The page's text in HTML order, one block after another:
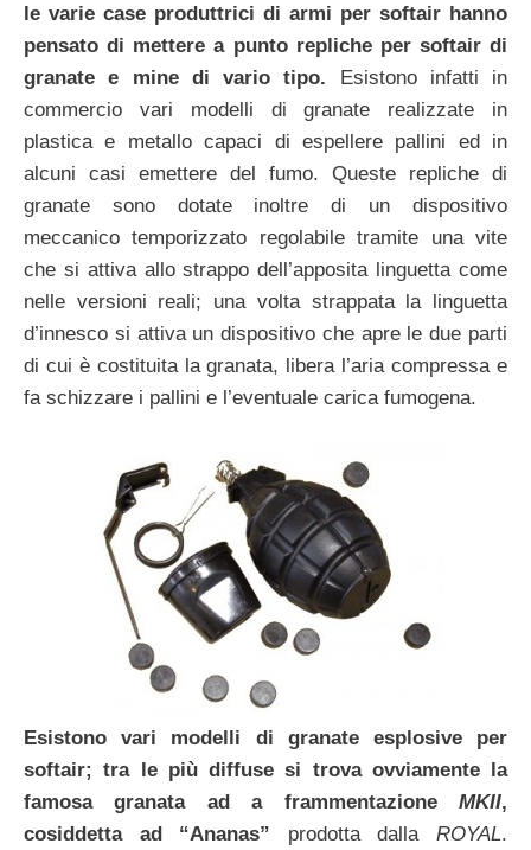
le varie case produttrici di armi per softair hanno
pensato di mettere a punto repliche per softair di
granate e mine di vario tipo. Esistono infatti in
commercio vari modelli di granate realizzate in
plastica e metallo capaci di espellere pallini ed in
alcuni casi emettere del fumo. Queste repliche di
granate sono dotate inoltre di un dispositivo
meccanico temporizzato regolabile tramite una vite
che si attiva allo strappo dell’apposita linguetta come
nelle versioni reali; una volta strappata la linguetta
d’innesco si attiva un dispositivo che apre le due parti
di cui è costituita la granata, libera l’aria compressa e
fa schizzare i pallini e l’eventuale carica fumogena.
Esistono vari modelli di granate esplosive per
softair; tra le più diffuse si trova ovviamente la
famosa granata ad a frammentazione MKII,
cosiddetta ad “Ananas” prodotta dallaROYAL.